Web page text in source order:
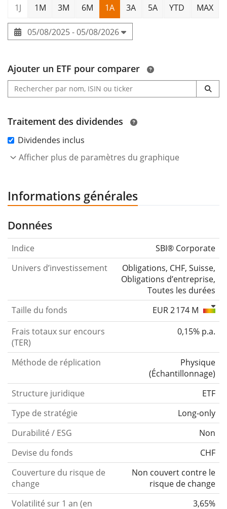
1J 1M 3M 6M 1A 3A 5A YTD MAX
05/08/2025 - 05/08/2026
Ajouter un ETF pour comparer
Traitement des dividendes
Dividendes inclus
Afficher plus de paramètres du graphique
Informations générales
Données
Indice
SBI® Corporate
Univers d’investissement
Obligations, CHF, Suisse,
Obligations d’entreprise,
Toutes les durées
Taille du fonds
EUR 2 174 M
Frais totaux sur encours
(TER)
0,15% p.a.
Méthode de réplication
Physique
(Échantillonnage)
Structure juridique
ETF
Type de stratégie
Long-only
Durabilité / ESG
Non
Devise du fonds
CHF
Couverture du risque de
change
Non couvert contre le
risque de change
Volatilité sur 1 an (en
3,65%